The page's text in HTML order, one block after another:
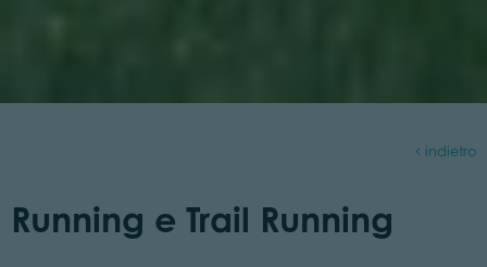
indietro
Running e Trail Running